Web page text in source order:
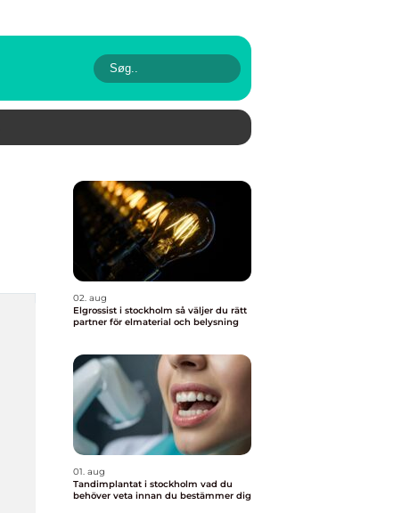
02. aug
Elgrossist i stockholm så väljer du rätt
partner för elmaterial och belysning
01. aug
Tandimplantat i stockholm vad du
behöver veta innan du bestämmer dig